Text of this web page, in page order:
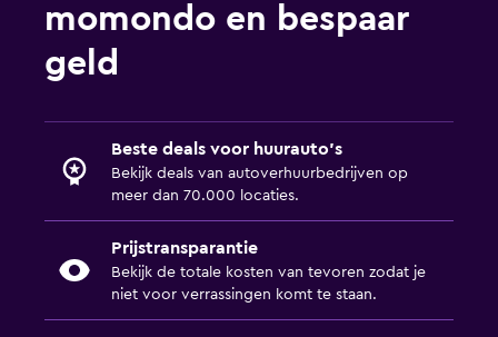
momondo en bespaar
geld
Beste deals voor huurauto's
Bekijk deals van autoverhuurbedrijven op
meer dan 70.000 locaties.
Prijstransparantie
Bekijk de totale kosten van tevoren zodat je
niet voor verrassingen komt te staan.